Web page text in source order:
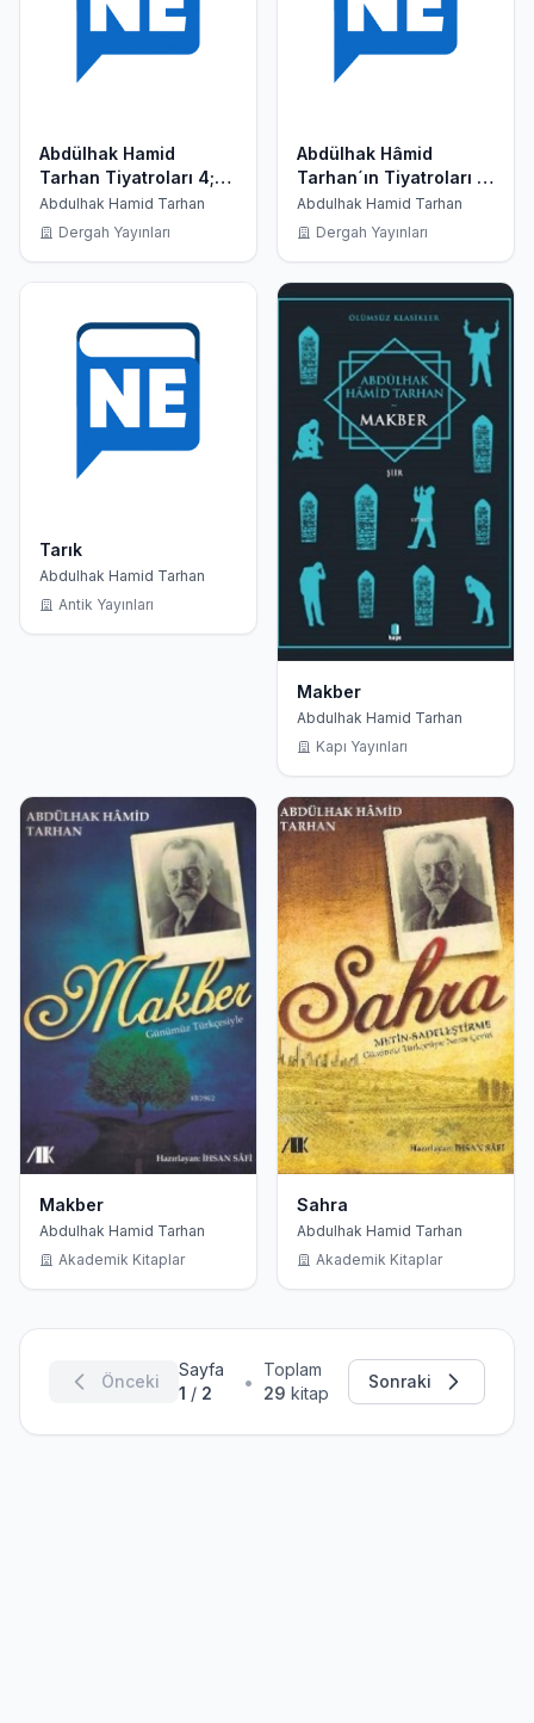
Abdülhak Hamid
Tarhan Tiyatroları 4;
Eşber, Sardanapal
Abdulhak Hamid Tarhan
Dergah Yayınları
Abdülhak Hâmid
Tarhan´ın Tiyatroları 4;
Eşber, Sardanapal
Abdulhak Hamid Tarhan
Dergah Yayınları
Tarık
Abdulhak Hamid Tarhan
Antik Yayınları
Makber
Abdulhak Hamid Tarhan
Kapı Yayınları
Makber
Abdulhak Hamid Tarhan
Akademik Kitaplar
Sahra
Abdulhak Hamid Tarhan
Akademik Kitaplar
Önceki
Sayfa
1 / 2 •
Toplam
29 kitap
Sonraki